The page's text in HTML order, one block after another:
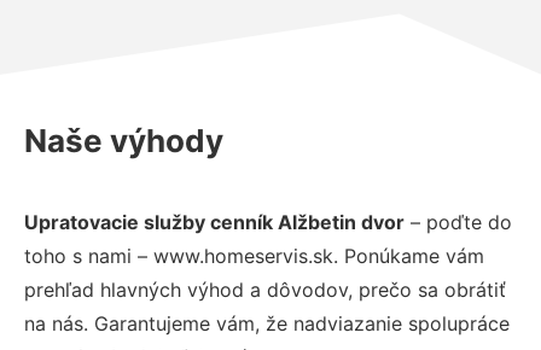
Naše výhody
Upratovacie služby cenník Alžbetin dvor – poďte do
toho s nami – www.homeservis.sk. Ponúkame vám
prehľad hlavných výhod a dôvodov, prečo sa obrátiť
na nás. Garantujeme vám, že nadviazanie spolupráce